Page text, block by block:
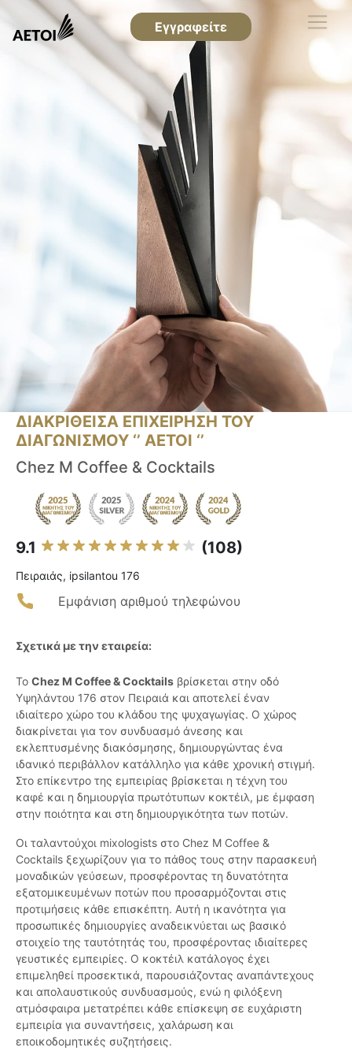
Εγγραφείτε
ΔΙΑΚΡΙΘΕΙΣΑ ΕΠΙΧΕΙΡΗΣΗ ΤΟΥ
ΔΙΑΓΩΝΙΣΜΟΥ ‘’ ΑΕΤΟΙ ‘’
Chez M Coffee & Cocktails
9.1 (108)
Πειραιάς, ipsilantou 176
Εμφάνιση αριθμού τηλεφώνου
Σχετικά με την εταιρεία:
Το Chez M Coffee & Cocktails βρίσκεται στην οδό
Υψηλάντου 176 στον Πειραιά και αποτελεί έναν
ιδιαίτερο χώρο του κλάδου της ψυχαγωγίας. Ο χώρος
διακρίνεται για τον συνδυασμό άνεσης και
εκλεπτυσμένης διακόσμησης, δημιουργώντας ένα
ιδανικό περιβάλλον κατάλληλο για κάθε χρονική στιγμή.
Στο επίκεντρο της εμπειρίας βρίσκεται η τέχνη του
καφέ και η δημιουργία πρωτότυπων κοκτέιλ, με έμφαση
στην ποιότητα και στη δημιουργικότητα των ποτών.
Οι ταλαντούχοι mixologists στo Chez M Coffee &
Cocktails ξεχωρίζουν για το πάθος τους στην παρασκευή
μοναδικών γεύσεων, προσφέροντας τη δυνατότητα
εξατομικευμένων ποτών που προσαρμόζονται στις
προτιμήσεις κάθε επισκέπτη. Αυτή η ικανότητα για
προσωπικές δημιουργίες αναδεικνύεται ως βασικό
στοιχείο της ταυτότητάς του, προσφέροντας ιδιαίτερες
γευστικές εμπειρίες. Ο κοκτέιλ κατάλογος έχει
επιμεληθεί προσεκτικά, παρουσιάζοντας αναπάντεχους
και απολαυστικούς συνδυασμούς, ενώ η φιλόξενη
ατμόσφαιρα μετατρέπει κάθε επίσκεψη σε ευχάριστη
εμπειρία για συναντήσεις, χαλάρωση και
εποικοδομητικές συζητήσεις.